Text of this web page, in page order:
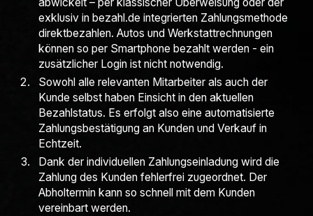
exklusiv in bezahl.de integrierten Zahlungsmethode
direktbezahlen. Autos und Werkstattrechnungen
können so per Smartphone bezahlt werden - ein
zusätzlicher Login ist nicht notwendig.
Sowohl alle relevanten Mitarbeiter als auch der
Kunde selbst haben Einsicht in den aktuellen
Bezahlstatus. Es erfolgt also eine automatisierte
Zahlungsbestätigung an Kunden und Verkauf in
Echtzeit.
Dank der individuellen Zahlungseinladung wird die
Zahlung des Kunden fehlerfrei zugeordnet. Der
Abholtermin kann so schnell mit dem Kunden
vereinbart werden.